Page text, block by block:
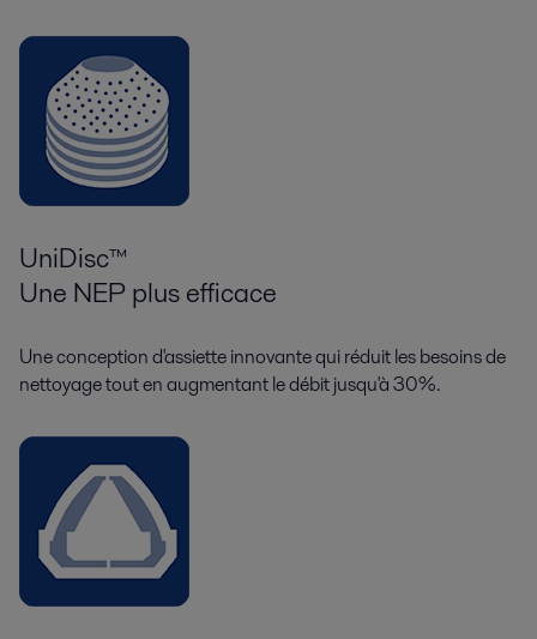
UniDisc™
Une NEP plus efficace
Une conception d'assiette innovante qui réduit les besoins de
nettoyage tout en augmentant le débit jusqu'à 30%.